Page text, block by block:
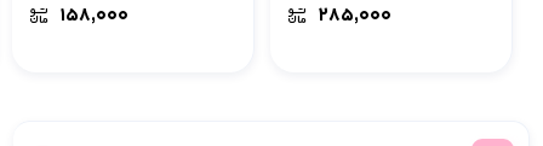
۲۸۵,۰۰۰ ۱۵۸,۰۰۰